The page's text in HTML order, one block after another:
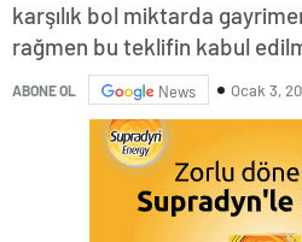
karşılık bol miktarda
rağmen bu teklifin kabul
ABONE OL News Ocak 3,